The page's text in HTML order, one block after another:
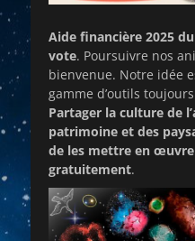
Aide financière 2025
vote. Poursuivre nos
bienvenue. Notre idée
gamme d’outils
Partager la culture de
patrimoine et des
de les mettre en
gratuitement.